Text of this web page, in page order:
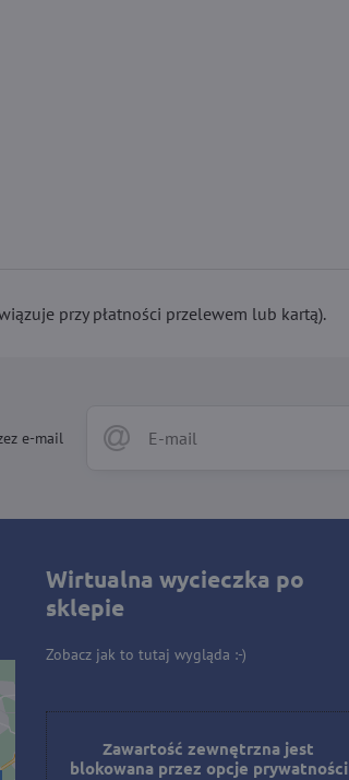
przy płatności przelewem lub kartą).
e-mail
Wirtualna wycieczka po
sklepie
Zobacz jak to tutaj wygląda :-)
Zawartość zewnętrzna jest
blokowana przez opcje prywatności